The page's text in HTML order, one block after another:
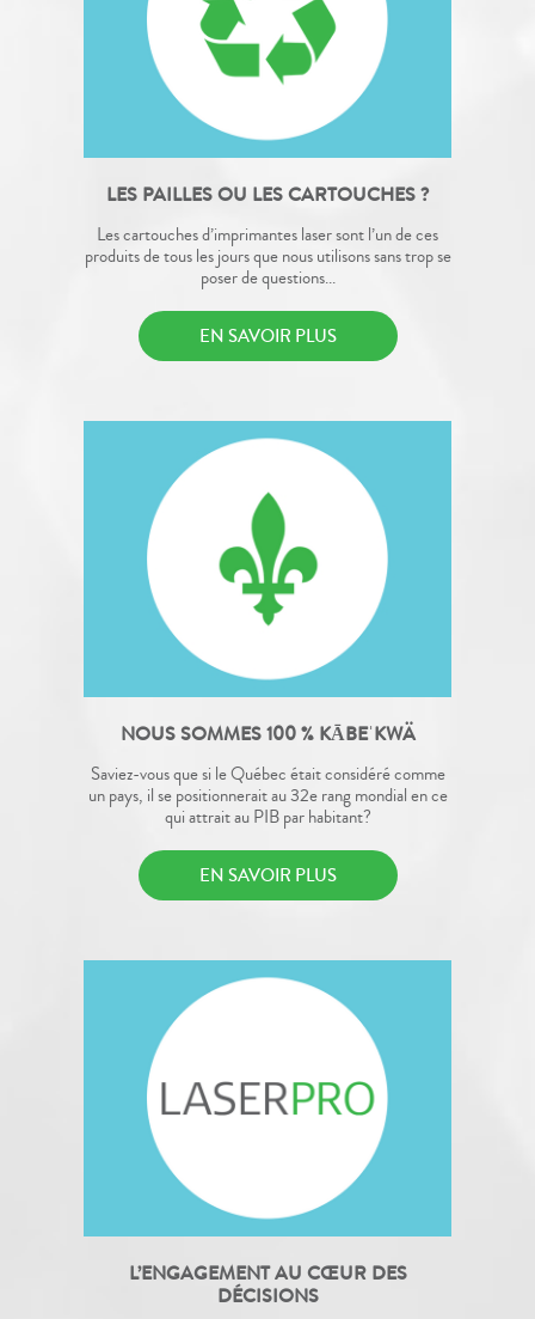
LES PAILLES OU LES CARTOUCHES ?
Les cartouches d’imprimantes laser sont l’un de ces
produits de tous les jours que nous utilisons sans trop se
poser de questions...
EN SAVOIR PLUS
NOUS SOMMES 100 % KĀBEˈKWÄ
Saviez-vous que si le Québec était considéré comme
un pays, il se positionnerait au 32e rang mondial en ce
qui attrait au PIB par habitant?
EN SAVOIR PLUS
L’ENGAGEMENT AU CŒUR DES
DÉCISIONS